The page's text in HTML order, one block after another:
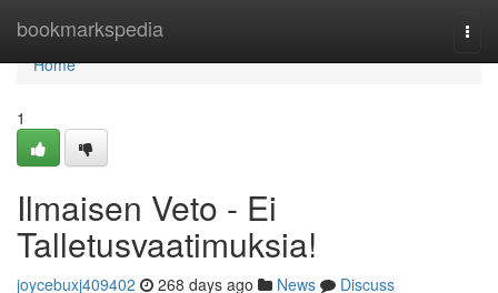
bookmarkspedia
Home
Home
1
Ilmaisen Veto - Ei
Talletusvaatimuksia!
joycebuxj409402 268 days ago News
Discuss